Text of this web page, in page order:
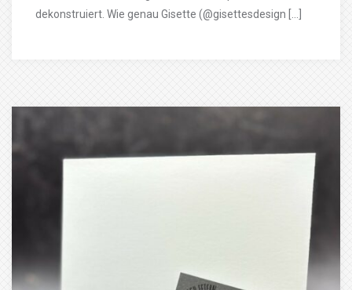
dekonstruiert. Wie genau Gisette (@gisettesdesign […]